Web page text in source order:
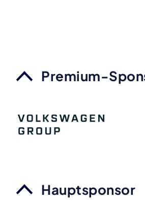
Premium-
Hauptsponsor